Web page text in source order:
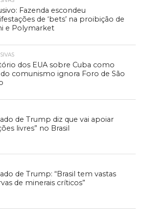
Fazenda escondeu
de ‘bets’ na proibição de
e Polymarket
dos EUA sobre Cuba como
comunismo ignora Foro de São
de Trump diz que vai apoiar
livres” no Brasil
de Trump: “Brasil tem vastas
de minerais críticos”